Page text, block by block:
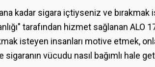
kadar sigara içtiyseniz ve bırakmak
tarafından hizmet sağlanan ALO
isteyen insanları motive etmek,
sigaranın vücudu nasıl bağımlı hale